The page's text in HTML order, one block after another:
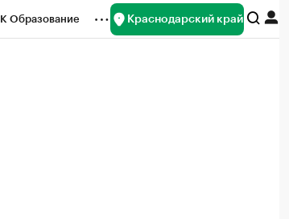
Образование Краснодарский край